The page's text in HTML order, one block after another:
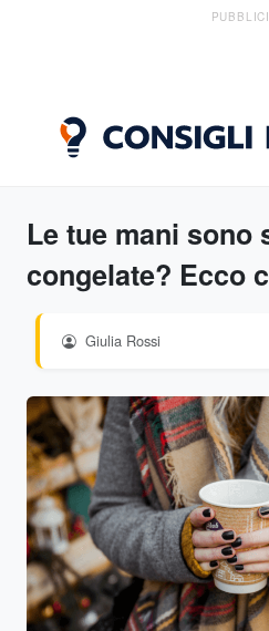
Le tue mani sono
congelate? Ecco
Giulia Rossi